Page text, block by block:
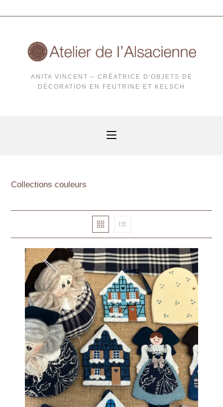
ANITA VINCENT – CRÉATRICE D'OBJETS DE
DÉCORATION EN FEUTRINE ET KELSCH
Collections couleurs